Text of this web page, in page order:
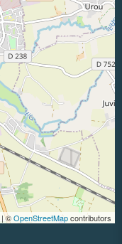
| ©OpenStreetMapcontributors